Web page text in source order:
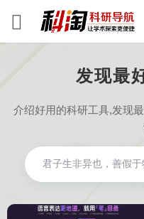
发现最
介绍好用的科研工具,发现